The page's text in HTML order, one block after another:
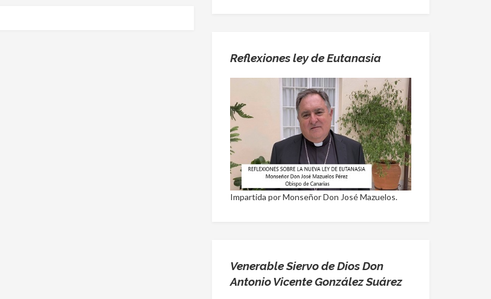
Reflexiones ley de Eutanasia
Impartida por Monseñor Don José Mazuelos.
Venerable Siervo de Dios Don
Antonio Vicente González Suárez